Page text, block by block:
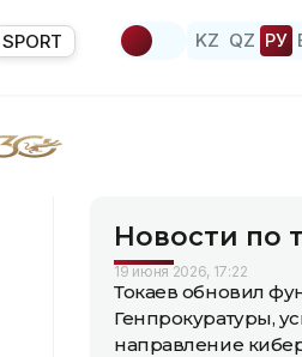
SPORT KZ QZ РУ
Новости по
19 июня 2026, 17:22
Токаев обновил
Генпрокуратуры,
направление